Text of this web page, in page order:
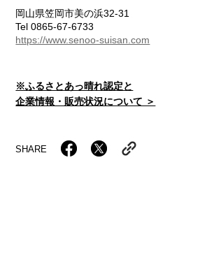
岡山県笠岡市美の浜32-31
Tel 0865-67-6733
https://www.senoo-suisan.com
※ふるさとあっ晴れ認定と
企業情報・販売状況について ＞
SHARE